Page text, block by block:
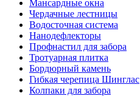
Мансардные окна
Чердачные лестницы
Водосточная система
Нанодефлекторы
Профнастил для забора
Тротуарная плитка
Бордюрный камень
Гибкая черепица Шинглас
Колпаки для забора